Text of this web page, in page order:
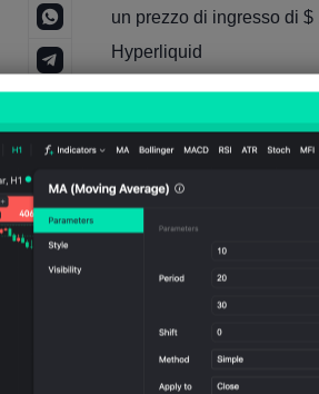
un prezzo di ingresso di
Hyperliquid